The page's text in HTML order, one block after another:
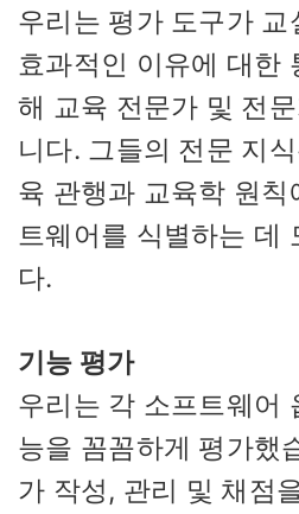
우리는 평가 도구가
효과적인 이유에 대한
해 교육 전문가 및 전
니다. 그들의 전문 지
육 관행과 교육학 원
트웨어를 식별하는 데
다.
기능 평가
우리는 각 소프트웨어
능을 꼼꼼하게 평가했
가 작성, 관리 및 채점